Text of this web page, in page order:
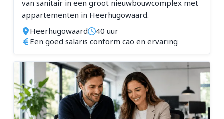
van sanitair in een groot nieuwbouwcomplex met
appartementen in Heerhugowaard.
Heerhugowaard
40 uur
Een goed salaris conform cao en ervaring